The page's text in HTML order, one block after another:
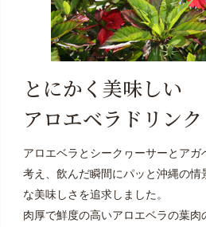
とにかく美味しい
アロエベラドリンク
アロエベラとシークヮーサーとアガ
考え、飲んだ瞬間にパッと沖縄の情
な美味しさを追求しました。
肉厚で鮮度の高いアロエベラの葉